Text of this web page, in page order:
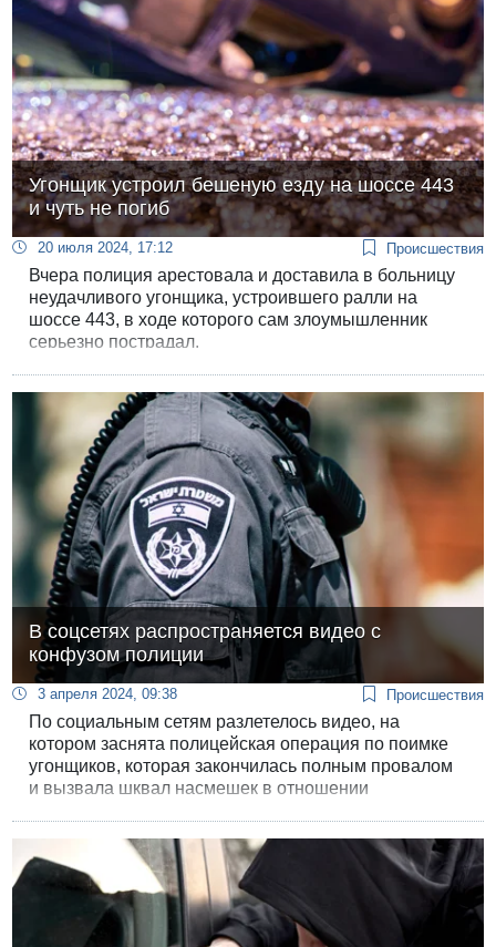
Угонщик устроил бешеную езду на шоссе 443
и чуть не погиб
20 июля 2024, 17:12 Происшествия
Вчера полиция арестовала и доставила в больницу
неудачливого угонщика, устроившего ралли на
шоссе 443, в ходе которого сам злоумышленник
серьезно пострадал.
В соцсетях распространяется видео с
конфузом полиции
3 апреля 2024, 09:38 Происшествия
По социальным сетям разлетелось видео, на
котором заснята полицейская операция по поимке
угонщиков, которая закончилась полным провалом
и вызвала шквал насмешек в отношении